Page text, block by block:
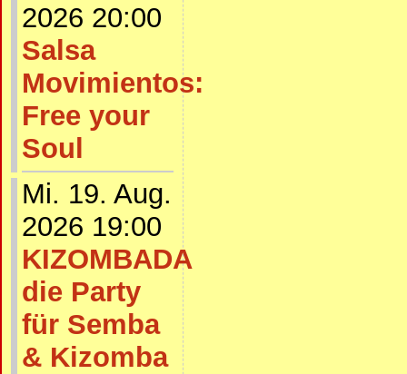
2026 20:00
Salsa
Movimientos:
Free your
Soul
Mi. 19. Aug.
2026 19:00
KIZOMBADA
die Party
für Semba
& Kizomba